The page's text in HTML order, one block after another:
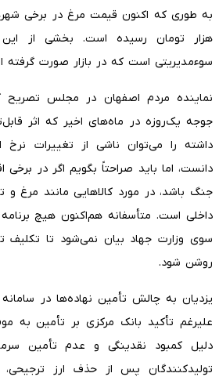
هزار تومان رسیده است. بخشی از این
سوءمدیریتی است که در بازار صورت گرفته
نماینده مردم اصفهان در مجلس تصریح
جوجه یک‌روزه در ماه‌های اخیر که اثر
داشته را می‌توان ناشی از تغییرات
دانست، اما باید صراحتاً بگویم اگر در برخی
جنگ باشد، در مورد کالاهایی مانند مرغ و
داخلی است. متأسفانه هم‌اکنون هیچ
سوی وزارت جهاد بیان نمی‌شود تا تکلیف
روشن شود.
یزدیان به چالش تأمین نهاده‌ها در سامانه
علیرغم تأکید بانک مرکزی بر تأمین به
دلیل کمبود نقدینگی و عدم تأمین
تولیدکنندگان پس از حذف ارز